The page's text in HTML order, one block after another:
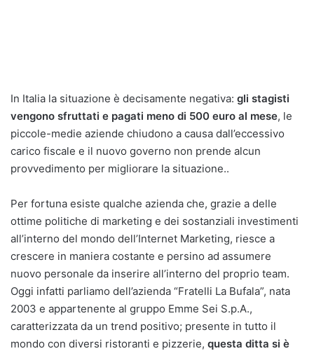
In Italia la situazione è decisamente negativa: gli stagisti
vengono sfruttati e pagati meno di 500 euro al mese, le
piccole-medie aziende chiudono a causa dall’eccessivo
carico fiscale e il nuovo governo non prende alcun
provvedimento per migliorare la situazione..
Per fortuna esiste qualche azienda che, grazie a delle
ottime politiche di marketing e dei sostanziali investimenti
all’interno del mondo dell’Internet Marketing, riesce a
crescere in maniera costante e persino ad assumere
nuovo personale da inserire all’interno del proprio team.
Oggi infatti parliamo dell’azienda “Fratelli La Bufala”, nata
2003 e appartenente al gruppo Emme Sei S.p.A.,
caratterizzata da un trend positivo; presente in tutto il
mondo con diversi ristoranti e pizzerie, questa ditta si è